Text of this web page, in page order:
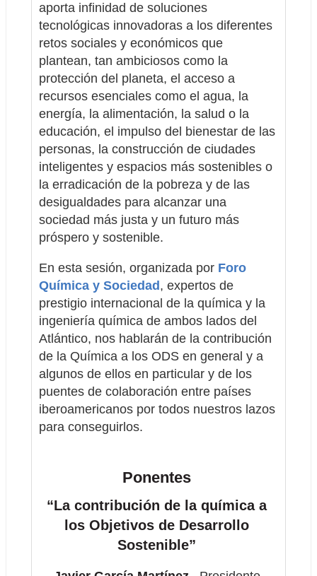
aporta infinidad de soluciones
tecnológicas innovadoras a los diferentes
retos sociales y económicos que
plantean, tan ambiciosos como la
protección del planeta, el acceso a
recursos esenciales como el agua, la
energía, la alimentación, la salud o la
educación, el impulso del bienestar de las
personas, la construcción de ciudades
inteligentes y espacios más sostenibles o
la erradicación de la pobreza y de las
desigualdades para alcanzar una
sociedad más justa y un futuro más
próspero y sostenible.
En esta sesión, organizada por Foro
Química y Sociedad, expertos de
prestigio internacional de la química y la
ingeniería química de ambos lados del
Atlántico, nos hablarán de la contribución
de la Química a los ODS en general y a
algunos de ellos en particular y de los
puentes de colaboración entre países
iberoamericanos por todos nuestros lazos
para conseguirlos.
Ponentes
“La contribución de la química a
los Objetivos de Desarrollo
Sostenible”